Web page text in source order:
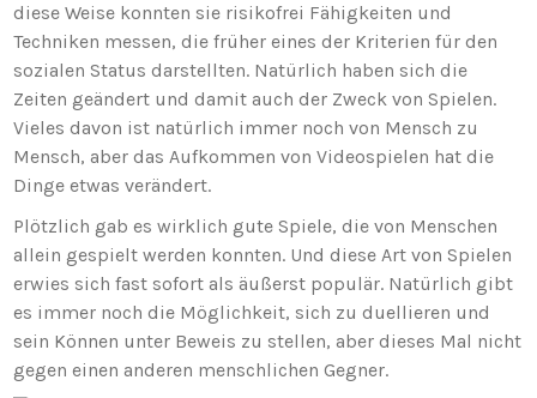
diese Weise konnten sie risikofrei Fähigkeiten und
Techniken messen, die früher eines der Kriterien für den
sozialen Status darstellten. Natürlich haben sich die
Zeiten geändert und damit auch der Zweck von Spielen.
Vieles davon ist natürlich immer noch von Mensch zu
Mensch, aber das Aufkommen von Videospielen hat die
Dinge etwas verändert.
Plötzlich gab es wirklich gute Spiele, die von Menschen
allein gespielt werden konnten. Und diese Art von Spielen
erwies sich fast sofort als äußerst populär. Natürlich gibt
es immer noch die Möglichkeit, sich zu duellieren und
sein Können unter Beweis zu stellen, aber dieses Mal nicht
gegen einen anderen menschlichen Gegner.